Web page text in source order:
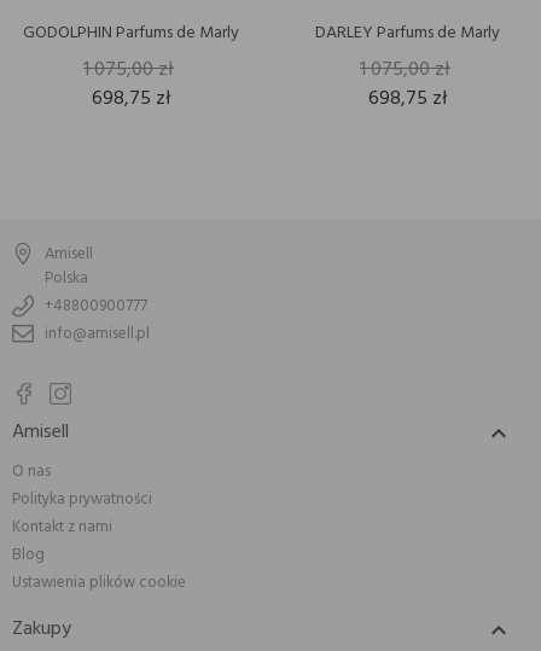
GODOLPHIN Parfums de Marly
1 075,00 zł
698,75 zł
DARLEY Parfums de Marly
1 075,00 zł
698,75 zł
Amisell
Polska
+48800900777
info@amisell.pl
Amisell 
O nas
Polityka prywatności
Kontakt z nami
Blog
Ustawienia plików cookie
Zakupy 